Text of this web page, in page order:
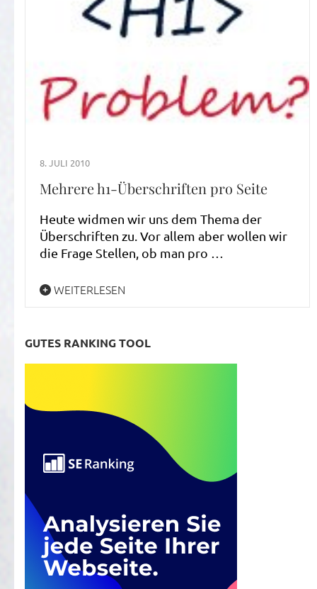
8. JULI 2010
Mehrere h1-Überschriften pro Seite
Heute widmen wir uns dem Thema der
Überschriften zu. Vor allem aber wollen wir
die Frage Stellen, ob man pro …
WEITERLESEN
GUTES RANKING TOOL